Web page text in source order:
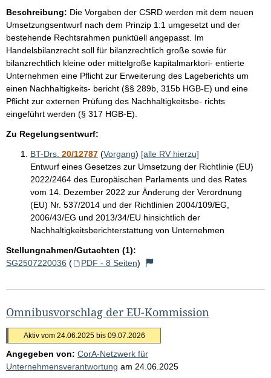
Beschreibung: Die Vorgaben der CSRD werden mit dem neuen
Umsetzungsentwurf nach dem Prinzip 1:1 umgesetzt und der
bestehende Rechtsrahmen punktüell angepasst. Im
Handelsbilanzrecht soll für bilanzrechtlich große sowie für
bilanzrechtlich kleine oder mittelgroße kapitalmarktori- entierte
Unternehmen eine Pflicht zur Erweiterung des Lageberichts um
einen Nachhaltigkeits- bericht (§§ 289b, 315b HGB-E) und eine
Pflicht zur externen Prüfung des Nachhaltigkeitsbe- richts
eingeführt werden (§ 317 HGB-E).
Zu Regelungsentwurf:
BT-Drs. 20/12787 (Vorgang) [alle RV hierzu]
Entwurf eines Gesetzes zur Umsetzung der Richtlinie (EU)
2022/2464 des Europäischen Parlaments und des Rates
vom 14. Dezember 2022 zur Änderung der Verordnung
(EU) Nr. 537/2014 und der Richtlinien 2004/109/EG,
2006/43/EG und 2013/34/EU hinsichtlich der
Nachhaltigkeitsberichterstattung von Unternehmen
Stellungnahmen/Gutachten (1):
SG2507220036 ( PDF - 8 Seiten)
Omnibusvorschlag der EU-Kommission
Aktiv vom 24.06.2025 bis 09.07.2026
Angegeben von: CorA-Netzwerk für
Unternehmensverantwortung am 24.06.2025